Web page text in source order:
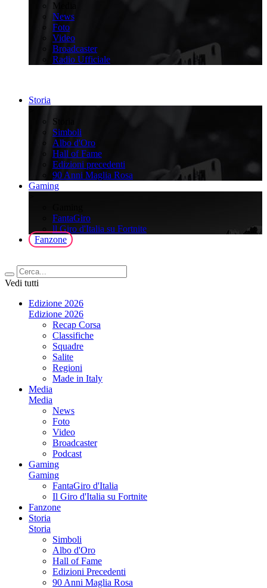
Media
News
Foto
Video
Broadcaster
Radio Ufficiale
Storia
Storia
Simboli
Albo d'Oro
Hall of Fame
Edizioni precedenti
90 Anni Maglia Rosa
Gaming
FantaGiro
ll Giro d'Italia su Fortnite
Fanzone
Vedi tutti
Edizione 2026
Edizione 2026
Recap Corsa
Classifiche
Squadre
Salite
Regioni
Made in Italy
Media
Media
News
Foto
Video
Broadcaster
Podcast
Gaming
Gaming
FantaGiro d'Italia
Il Giro d'Italia su Fortnite
Fanzone
Storia
Storia
Simboli
Albo d'Oro
Hall of Fame
Edizioni Precedenti
90 Anni Maglia Rosa